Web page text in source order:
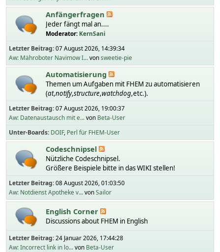
Anfängerfragen
Jeder fängt mal an....
Moderator: KernSani
Letzter Beitrag:07 August 2026, 14:39:34
Aw: Mähroboter Navimow I...vonsweetie-pie
Automatisierung
Themen um Aufgaben mit FHEM zu automatisieren
(at,notify,structure,watchdog,etc.).
Letzter Beitrag:07 August 2026, 19:00:37
Aw: Datenaustausch mit e...von Beta-User
Unter-Boards DOIF Perl für FHEM-User
Codeschnipsel
Nützliche Codeschnipsel.
Größere Beispiele bitte in das WIKI stellen!
Letzter Beitrag:08 August 2026, 01:03:50
Aw: Notdienst Apotheke v...vonSailor
English Corner
Discussions about FHEM in English
Letzter Beitrag:24 Januar 2026, 17:44:28
Aw: Incorrect link in lo...von Beta-User